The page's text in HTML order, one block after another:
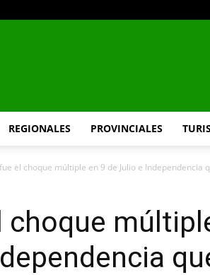
REGIONALES PROVINCIALES
el choque múltiple en 9 de Julio e Independencia
choque